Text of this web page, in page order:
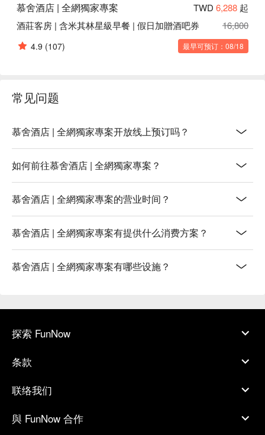
慕舍酒店 | 全網獨家專案 TWD 6,288 起
酒莊客房 | 含米其林星級早餐 | 假日加贈酒吧券
16,800
4.9 (107) 最早可预订：08/18
常见问题
慕舍酒店 | 全網獨家專案开放线上预订吗？
如何前往慕舍酒店 | 全網獨家專案？
慕舍酒店 | 全網獨家專案的营业时间？
慕舍酒店 | 全網獨家專案有提供什么消费方案？
慕舍酒店 | 全網獨家專案有哪些设施？
探索 FunNow
条款
联络我们
與 FunNow 合作